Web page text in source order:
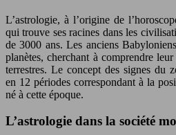
L’astrologie, à l’origine de
qui trouve ses racines dans les
de 3000 ans. Les anciens
planètes, cherchant à comprendre
terrestres. Le concept des signes du
en 12 périodes correspondant à la
né à cette époque.
L’astrologie dans la société